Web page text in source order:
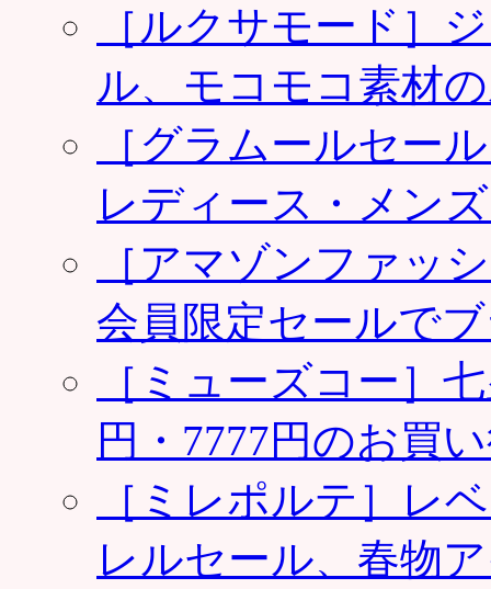
［ルクサモード］
ル、モコモコ素材
［グラムールセー
レディース・メン
［アマゾンファッ
会員限定セールで
［ミューズコー］
円・7777円のお買
［ミレポルテ］レ
レルセール、春物